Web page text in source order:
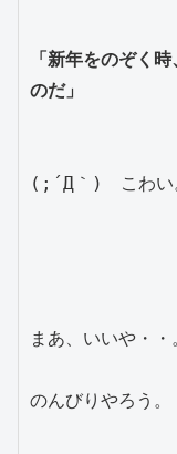
「新年をのぞく
のだ」
(;´Д｀)　こわい
まあ、いいや・・
のんびりやろう。